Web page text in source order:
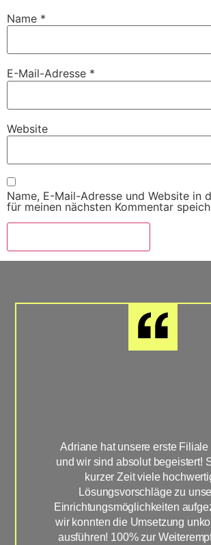
Name *
E-Mail-Adresse *
Website
Name, E-Mail-Adresse und Website in
für meinen nächsten Kommentar
Adriane hat unsere erste Filiale
und wir sind absolut begeistert!
kurzer Zeit viele
Lösungsvorschläge zu
Einrichtungsmöglichkeiten
wir konnten die Umsetzung
ausführen! 100% zur